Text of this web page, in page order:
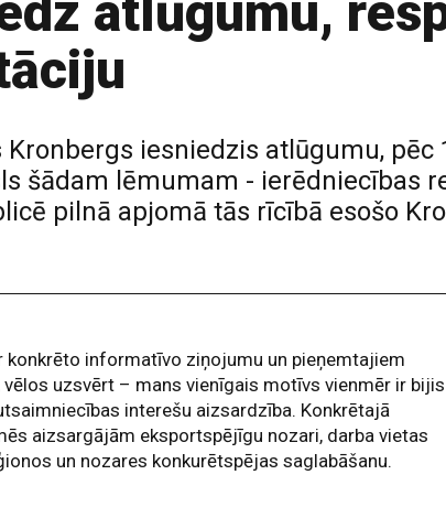
atlūgumu,
iesniedzis atlūgumu,
šādam lēmumam - ierēdniecības
pilnā apjomā tās rīcībā esošo
konkrēto informatīvo ziņojumu un pieņemtajiem
vēlos uzsvērt – mans vienīgais motīvs vienmēr ir bijis
interešu aizsardzība. Konkrētajā
aizsargājām eksportspējīgu nozari, darba vietas
un nozares konkurētspējas saglabāšanu.